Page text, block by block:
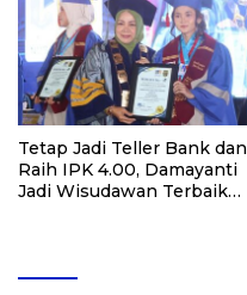
Tetap Jadi Teller Bank dan
Raih IPK 4.00, Damayanti
Jadi Wisudawan Terbaik